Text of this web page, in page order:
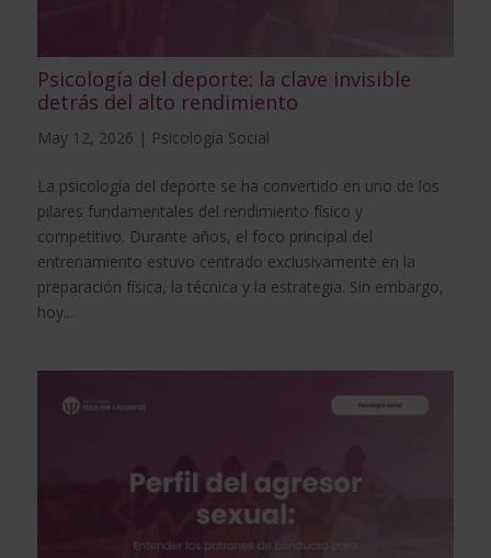
Psicología del deporte: la clave invisible
detrás del alto rendimiento
May 12, 2026 | Psicología Social
La psicología del deporte se ha convertido en uno de los
pilares fundamentales del rendimiento físico y
competitivo. Durante años, el foco principal del
entrenamiento estuvo centrado exclusivamente en la
preparación física, la técnica y la estrategia. Sin embargo,
hoy...